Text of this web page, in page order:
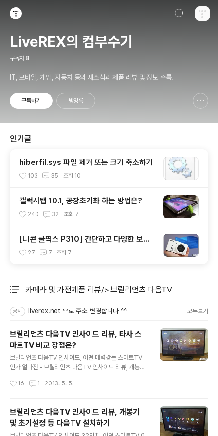
LiveREX의 컴부수기
구독자 8
IT, 모바일, 게임, 자동차 등의 새소식과 제품 리뷰 및 정보 수록.
구독하기 방명록
인기글
hiberfil.sys 파일 제거 또는 크기 축소하기
103 35 조회 10
갤럭시탭 10.1, 공장초기화 하는 방법은?
240 32 조회 7
[니콘 쿨픽스 P310] 간단하고 다양한 보정/
필터 기능 활용기
27 7 조회 7
카메라 및 가전제품 리뷰/> 브릴리언츠 다음TV
공지 liverex.net 으로 주소 변경합니다 ^^ 모두보기
브릴리언츠 다음TV 인사이드 리뷰, 타사 스
마트TV 비교 장점은?
브릴리언츠 다음TV 인사이드, 어떤 매력갖는 스마트TV
인가 얼마전 - 브릴리언츠 다음TV 인사이드 리뷰, 개봉기
언츠 다음TV 인사이드에 대한 개략적인 소개를 해 드렸는
받으며 인기를 얻었다고 했었죠? 출시 초창기 32인치 제
품에 이어 최근에는 42인치 제품군까지 출시를 했는데요.
16 1 2013. 5. 5.
브릴리언츠 다음TV 인사이드 리뷰, 개봉기
및 초기설정 등 다음TV 설치하기